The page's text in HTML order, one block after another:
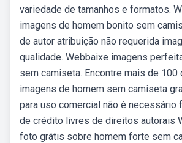
variedade de tamanhos e formatos.
imagens de homem bonito sem
de autor atribuição não requerida
qualidade. Webbaixe imagens
sem camiseta. Encontre mais de 100
imagens de homem sem camiseta
para uso comercial não é necessário
de crédito livres de direitos autorais
foto grátis sobre homem forte sem